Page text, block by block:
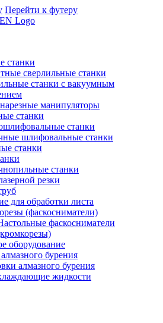
Перейти к футеру
станки
сверлильные станки
станки с вакуумным
манипуляторы
станки
станки
шлифовальные станки
станки
станки
резки
для обработки листа
(фаскосниматели)
фаскосниматели
оборудование
бурения
алмазного бурения
жидкости